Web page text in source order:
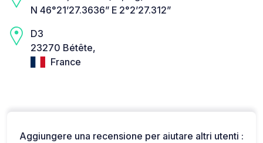
N 46°21’27.3636” E 2°2’27.312”
D3
23270 Bétête,
France
Aggiungere una recensione per aiutare altri utenti :